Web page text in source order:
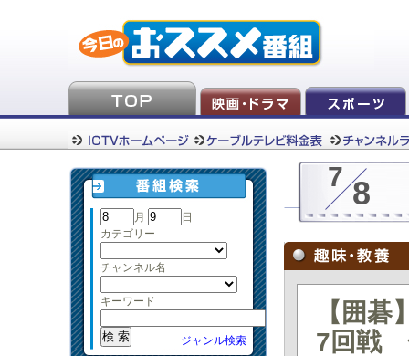
月
日
カテゴリー
チャンネル名
キーワード
ジャンル検索
7 8
【囲
7回戦